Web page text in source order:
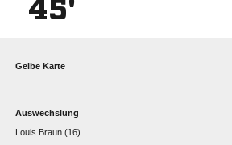
45'
Gelbe Karte
Auswechslung
  